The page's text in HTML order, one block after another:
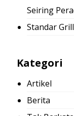
Seiring
Standar
Kategori
Artikel
Berita